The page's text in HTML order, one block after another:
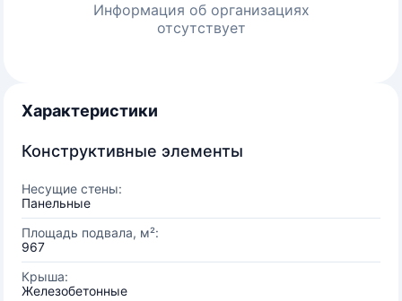
Информация об организациях
отсутствует
Характеристики
Конструктивные элементы
Несущие стены:
Панельные
Площадь подвала, м²:
967
Крыша:
Железобетонные